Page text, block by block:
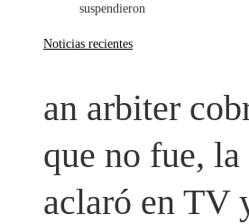
suspendieron
Noticias recientes
an arbiter
que no fue,
aclaró en TV